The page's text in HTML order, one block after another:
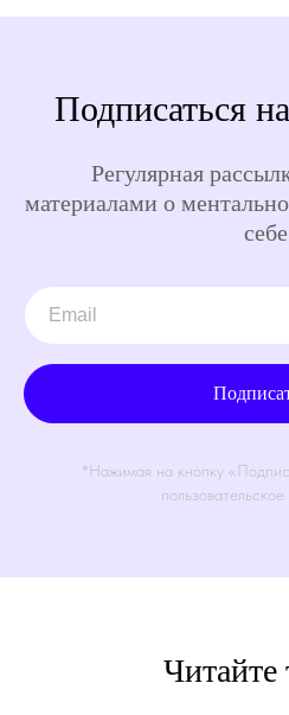
Подписаться
Регулярная
материалами о
себе
*Нажимая на кнопку
Читайте